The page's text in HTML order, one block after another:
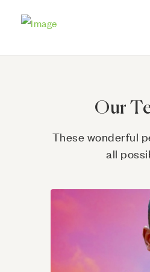
Our
These wonderful
all